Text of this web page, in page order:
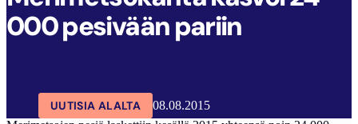
000 pesivään pariin
UUTISIA ALALTA
08.08.2015